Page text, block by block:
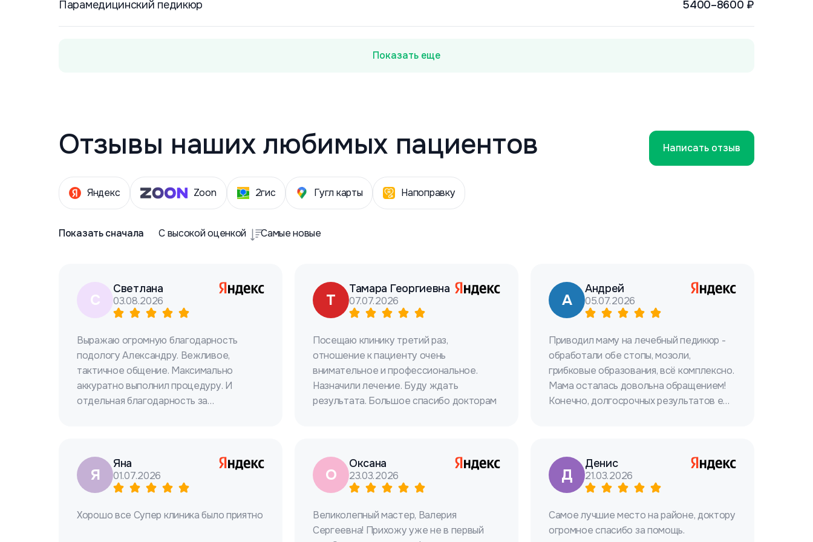
Парамедицинский педикюр 5400–8600 ₽
Показать еще
Отзывы наших любимых пациентов Написать отзыв
Яндекс Zoon 2гис Гугл карты Напоправку
Показать сначала С высокой оценкой Самые новые
С
Светлана
03.08.2026
Выражаю огромную благодарность
подологу Александру. Вежливое,
тактичное общение. Максимально
аккуратно выполнил процедуру. И
отдельная благодарность за
Т
Тамара Георгиевна
07.07.2026
Посещаю клинику третий раз,
отношение к пациенту очень
внимательное и профессиональное.
Назначили лечение. Буду ждать
результата. Большое спасибо докторам
А
Андрей
05.07.2026
Приводил маму на лечебный педикюр -
обработали обе стопы, мозоли,
грибковые образования, всё комплексно.
Мама осталась довольна обращением!
Конечно, долгосрочных результатов ещё
рекомендовали наблюдаться регулярно.
Выбирали по интернету и отзывам,
отзывы понравились, решили
Клиника свежая, чистая и персонал
вежливый, отношение очень приятное.
Я
Яна
01.07.2026
Хорошо все Супер клиника было приятно
О
Оксана
23.03.2026
Великолепный мастер, Валерия
Сергеевна! Прихожу уже не в первый
Д
Денис
21.03.2026
Самое лучшие место на районе, доктору
огромное спасибо за помощь.